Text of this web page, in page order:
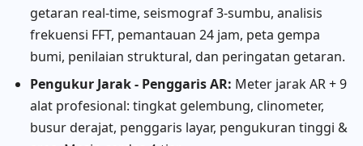
getaran real-time, seismograf 3-sumbu, analisis
frekuensi FFT, pemantauan 24 jam, peta gempa
bumi, penilaian struktural, dan peringatan getaran.
Pengukur Jarak - Penggaris AR: Meter jarak AR + 9
alat profesional: tingkat gelembung, clinometer,
busur derajat, penggaris layar, pengukuran tinggi &